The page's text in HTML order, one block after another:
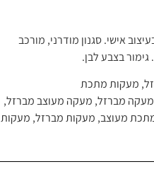
אישי. סגנון מודרני, מורכב
גימור בצבע לבן.
, מעקות מתכת
מעקה מברזל, מעקה מעוצב מברזל,
מעוצב, מעקות מברזל, מעקות